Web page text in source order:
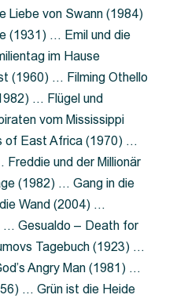
Liebe von Swann (1984)
(1931) … Emil und die
im Hause
(1960) … Filming Othello
… Flügel und
vom Mississippi
of East Africa (1970) …
und der Millionär
(1982) … Gang in die
Wand (2004) …
… Gesualdo – Death for
Tagebuch (1923) …
Angry Man (1981) …
… Grün ist die Heide